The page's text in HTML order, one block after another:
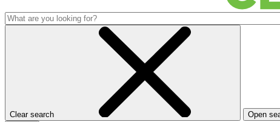
Clear search
Open